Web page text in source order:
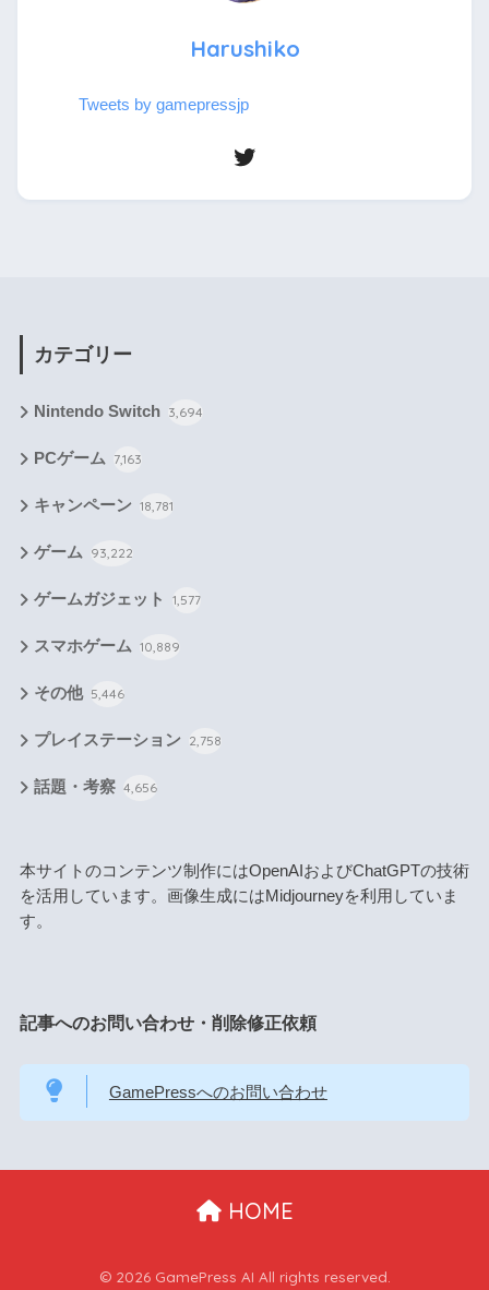
Harushiko
Tweets by gamepressjp
カテゴリー
Nintendo Switch 3,694
PCゲーム 7,163
キャンペーン 18,781
ゲーム 93,222
ゲームガジェット 1,577
スマホゲーム 10,889
その他 5,446
プレイステーション 2,758
話題・考察 4,656
本サイトのコンテンツ制作にはOpenAIおよびChatGPTの技術
を活用しています。画像生成にはMidjourneyを利用していま
す。
記事へのお問い合わせ・削除修正依頼
GamePressへのお問い合わせ
HOME
© 2026 GamePress AI All rights reserved.